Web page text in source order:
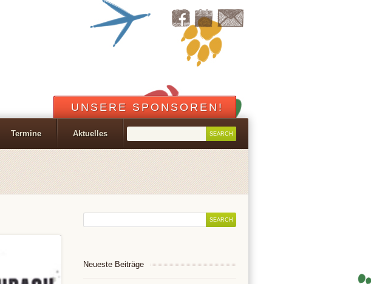
UNSERE SPONSOREN!
Termine Aktuelles
Neueste Beiträge